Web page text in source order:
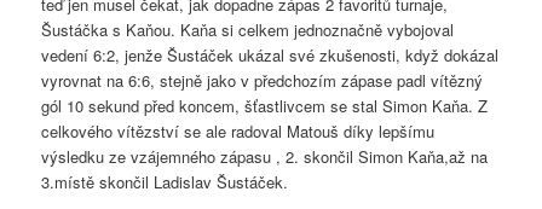
Šustáčka s Kaňou. Kaňa si celkem jednoznačně vybojoval
vedení 6:2, jenže Šustáček ukázal své zkušenosti, když dokázal
vyrovnat na 6:6, stejně jako v předchozím zápase padl vítězný
gól 10 sekund před koncem, šťastlivcem se stal Simon Kaňa. Z
celkového vítězství se ale radoval Matouš díky lepšímu
výsledku ze vzájemného zápasu , 2. skončil Simon Kaňa,až na
3.místě skončil Ladislav Šustáček.